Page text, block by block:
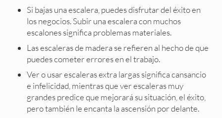
Si bajas una escalera, puedes disfrutar del éxito en
los negocios. Subir una escalera con muchos
escalones significa problemas materiales.
Las escaleras de madera se refieren al hecho de que
puedes cometer errores en el trabajo.
Ver o usar escaleras extra largas significa cansancio
e infelicidad, mientras que ver escaleras muy
grandes predice que mejorará su situación, el éxito,
pero también le encanta la ascensión por delante.